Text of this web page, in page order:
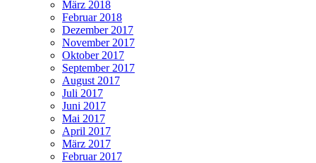
März 2018
Februar 2018
Dezember 2017
November 2017
Oktober 2017
September 2017
August 2017
Juli 2017
Juni 2017
Mai 2017
April 2017
März 2017
Februar 2017